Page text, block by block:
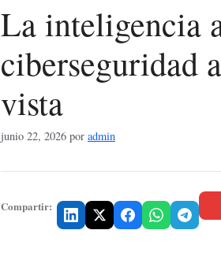
La inteligencia
ciberseguridad
vista
junio 22, 2026 por admin
Compartir: